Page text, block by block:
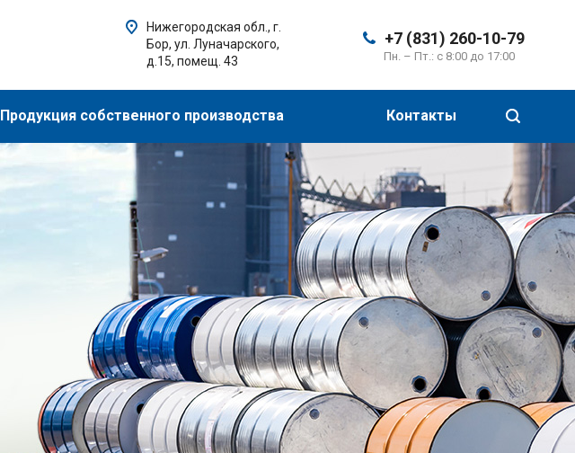
+7 (831) 260-10-79
Пн. – Пт.: с 8:00 до 17:00
Нижегородская обл., г.
Бор, ул. Луначарского,
д.15, помещ. 43
Продукция собственного производства Контакты